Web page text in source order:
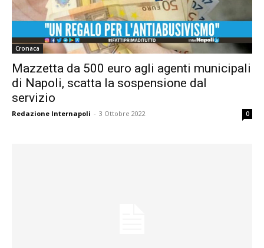
Cronaca
Mazzetta da 500 euro agli agenti municipali
di Napoli, scatta la sospensione dal
servizio
Redazione Internapoli - 3 Ottobre 2022 0